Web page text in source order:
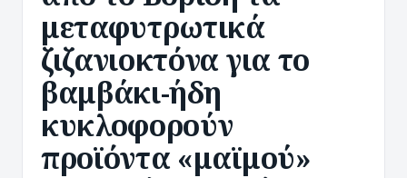
μεταφυτρωτικά
ζιζανιοκτόνα για το
βαμβάκι-ήδη
κυκλοφορούν
προϊόντα «μαϊμού»